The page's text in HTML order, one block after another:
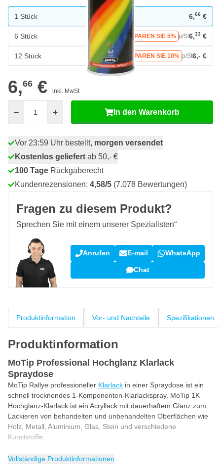
1 Stück 6,66 €
6 Stück SPAREN SIE 5% p/St6,33 €
12 Stück SPAREN SIE 10% p/St6,- €
6,66 € inkl. MwSt
In den Warenkorb
Vor 23:59 Uhr bestellt, morgen versendet
Kostenlos geliefert ab 50,- €
100 Tage Rückgaberecht
Kundenrezensionen: 4,58/5 (7.078 Bewertungen)
Fragen zu diesem Produkt?
Sprechen Sie mit einem unserer Spezialisten“
Anrufen E-mail WhatsApp
Chat
Produktinformation Vor- und Nachteile Spezifikationen
Produktinformation
MoTip Professional Hochglanz Klarlack
Spraydose
MoTip Rallye professioneller Klarlack in einer Spraydose ist ein
schnell trocknendes 1-Komponenten-Klarlackspray. MoTip 1K
Hochglanz-Klarlack ist ein Acryllack mit dauerhaftem Glanz zum
Lackieren von behandelten und unbehandelten Oberflächen wie
Holz, Metall, Aluminium, Glas, Stein und verschiedene
Kunststoffe.
Dieses hochglänzende Klarlackspray von MoTip bietet einen
Vollständige Produktinformationen